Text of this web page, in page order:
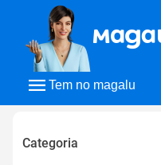
Tem no magalu
Categoria